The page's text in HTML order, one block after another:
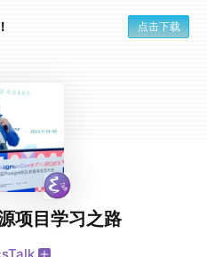
点击下载
项目学习之路